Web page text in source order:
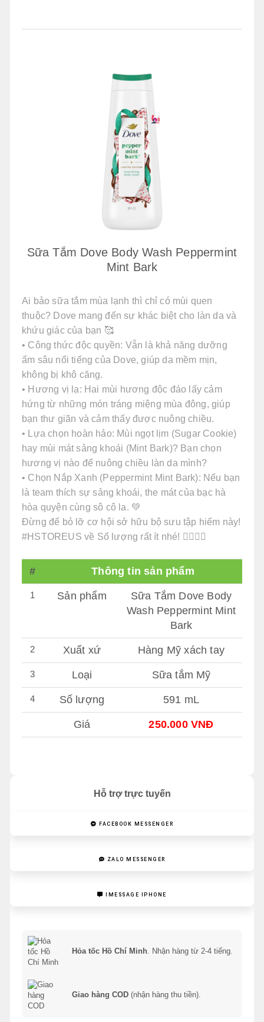
Hỗ trợ trực tuyến
FACEBOOK MESSENGER
ZALO MESSENGER
IMESSAGE IPHONE
Hỏa tốc Hồ Chí Minh. Nhận hàng từ 2-4 tiếng.
Giao hàng COD (nhận hàng thu tiền).
Sữa Tắm Dove Body Wash Peppermint
Mint Bark
Ai bảo sữa tắm mùa lạnh thì chỉ có mùi quen
thuộc? Dove mang đến sự khác biệt cho làn da và
khứu giác của bạn 🥰
• Công thức độc quyền: Vẫn là khả năng dưỡng
ẩm sâu nổi tiếng của Dove, giúp da mềm mịn,
không bị khô căng.
• Hương vị lạ: Hai mùi hương độc đáo lấy cảm
hứng từ những món tráng miệng mùa đông, giúp
bạn thư giãn và cảm thấy được nuông chiều.
• Lựa chọn hoàn hảo: Mùi ngọt lịm (Sugar Cookie)
hay mùi mát sảng khoái (Mint Bark)? Bạn chọn
hương vị nào để nuông chiều làn da mình?
• Chọn Nắp Xanh (Peppermint Mint Bark): Nếu bạn
là team thích sự sảng khoái, the mát của bạc hà
hòa quyện cùng sô cô la. 💚
Đừng để bỏ lỡ cơ hội sở hữu bộ sưu tập hiếm này!
#HSTOREUS về Số lượng rất ít nhé! 🏃‍♀️🏃‍♂️
# Thông tin sản phẩm
1 Sản phẩm
Sữa Tắm Dove Body
Wash Peppermint Mint
Bark
2 Xuất xứ Hàng Mỹ xách tay
3 Loại Sữa tắm Mỹ
4 Số lượng 591 mL
Giá 250.000 VNĐ